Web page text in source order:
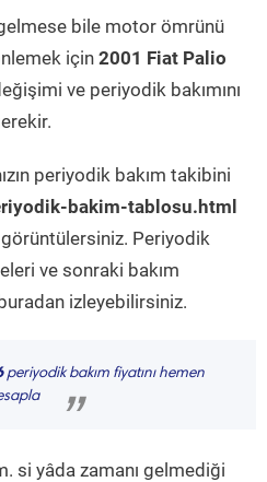
bile motor ömrünü
için 2001 Fiat Palio
ve periyodik bakımını
periyodik bakım takibini
bakim-tablosu.html
Periyodik
ve sonraki bakım
izleyebilirsiniz.
periyodik bakım fiyatını hemen
”
si yâda zamanı gelmediği